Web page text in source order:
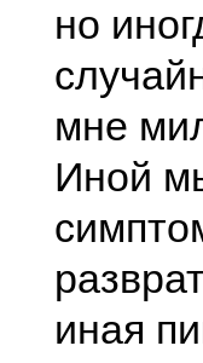
но
мне
Иной
иная